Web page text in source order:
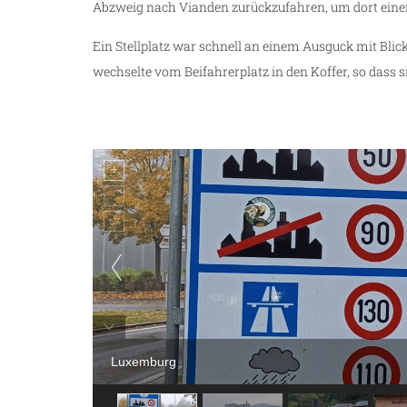
Abzweig nach Vianden zurückzufahren, um dort
Ein Stellplatz war schnell an einem Ausguck mit
wechselte vom Beifahrerplatz in den Koffer, so dass
Luxemburg